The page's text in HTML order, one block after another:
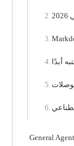
أبدًا
General